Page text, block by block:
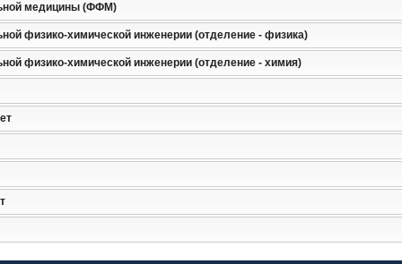
медицины (ФФМ)
физико-химической инженерии (отделение - физика)
физико-химической инженерии (отделение - химия)